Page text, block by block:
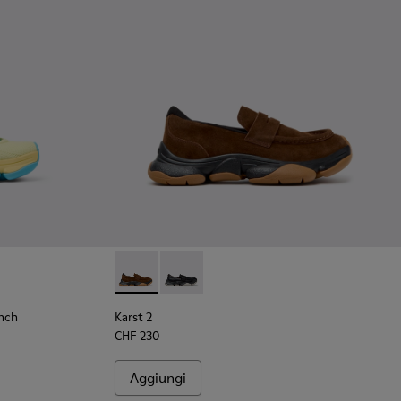
in materiali ingegnerizzati in PET riciclato.
PET riciclato e materiali tecnici da uomo.
gialle in materiali tecnici in PET riciclato da uomo.
da uomo nere in PET riciclato e materiali tecnici.
Finch - K101115-003 - Sneakers gialle in materiali tecnici in
- Karst Finch - K101115-005 - Sneakers da uomo beige in
MIYAKE - Karst Finch - K101115-004 - Sneakers grigie in
ISSEY MIYAKE - Karst Finch - K101115-001 - Sneakers da
Karst 2 - K101142-003 - Mocassini in
Karst 2 - K101142-001 - Mocassini in
Karst 2
CHF 230
Aggiungi